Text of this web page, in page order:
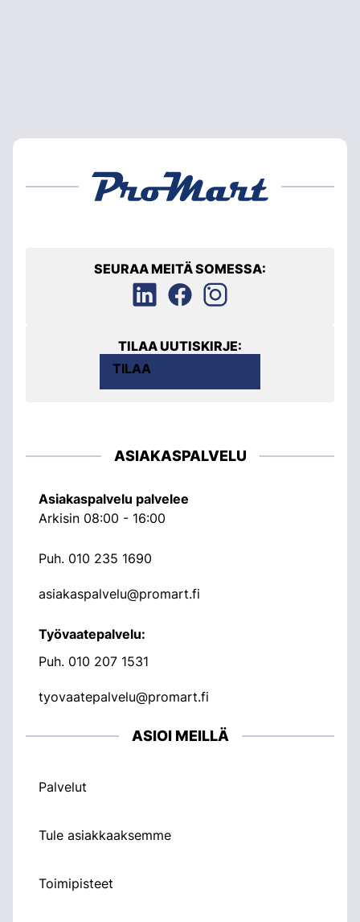
SEURAA MEITÄ SOMESSA:
TILAA UUTISKIRJE:
TILAA
ASIAKASPALVELU
Asiakaspalvelu palvelee
Arkisin 08:00 - 16:00
Puh. 010 235 1690
asiakaspalvelu@promart.fi
Työvaatepalvelu:
Puh. 010 207 1531
tyovaatepalvelu@promart.fi
ASIOI MEILLÄ
Palvelut
Tule asiakkaaksemme
Toimipisteet